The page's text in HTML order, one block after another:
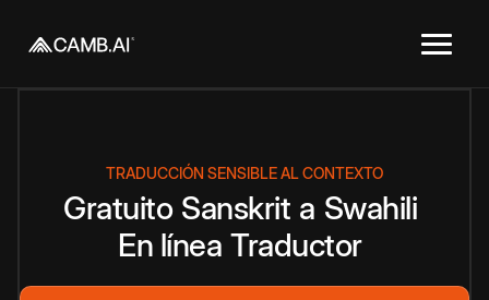
TRADUCCIÓN SENSIBLE AL CONTEXTO
Gratuito Sanskrit a Swahili
En línea Traductor